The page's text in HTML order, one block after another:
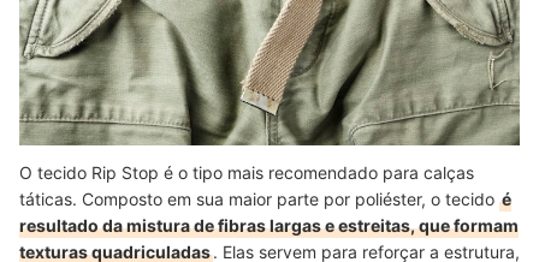
O tecido Rip Stop é o tipo mais recomendado para calças
táticas. Composto em sua maior parte por poliéster, o tecido é
resultado da mistura de fibras largas e estreitas, que formam
texturas quadriculadas. Elas servem para reforçar a estrutura,